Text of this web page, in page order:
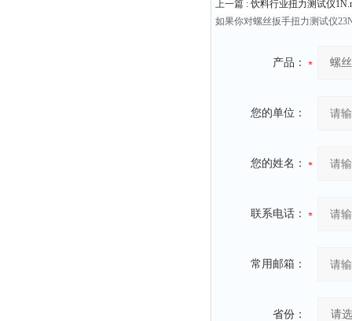
上一篇 : 饮料行业扭力测试仪
如果你对螺丝扳手扭力测试仪
产品：
您的单位：
您的姓名：
联系电话：
常用邮箱：
省份：